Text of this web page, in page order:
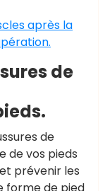
après la
de
de
de vos pieds
prévenir les